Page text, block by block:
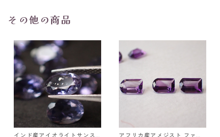
その他の商品
インド産アイオライトサンス
アフリカ産アメジスト ファン